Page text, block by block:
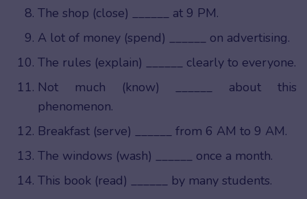
The shop (close) ______ at 9 PM.
A lot of money (spend) ______ on advertising.
The rules (explain) ______ clearly to everyone.
Not much (know) ______ about this
phenomenon.
Breakfast (serve) ______ from 6 AM to 9 AM.
The windows (wash) ______ once a month.
This book (read) ______ by many students.